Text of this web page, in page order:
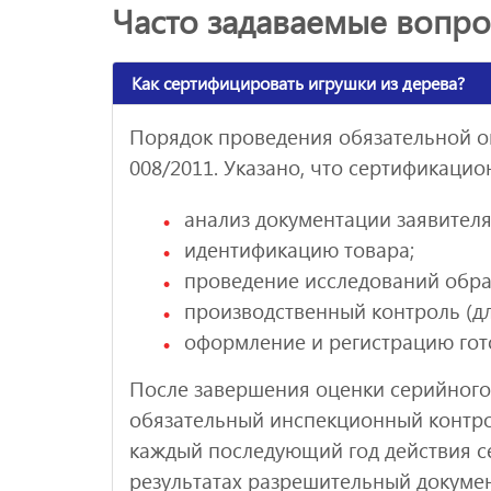
Часто задаваемые
Как сертифицировать игрушки из дерева?
Порядок проведения обязательной
008/2011. Указано, что
анализ документации
идентификацию товара;
проведение исследований
производственный контроль
оформление и регистрацию
После завершения оценки
обязательный инспекционный
каждый последующий год действия
результатах разрешительный